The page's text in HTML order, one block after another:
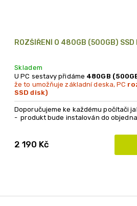
ROZŠÍŘENÍ O 480GB (500GB) SSD
Skladem
2 190 Kč
U PC sestavy přidáme 480GB
že to umožňuje základní deska, PC
SSD disk)
Doporučujeme ke každému počítači
- produkt bude instalován do